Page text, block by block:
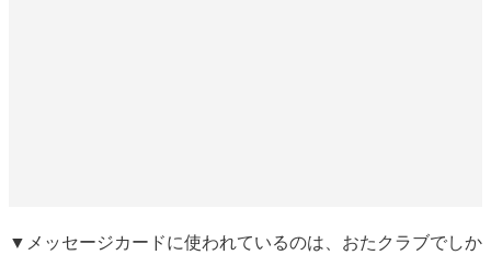
▼メッセージカードに使われているのは、おたクラブでしか